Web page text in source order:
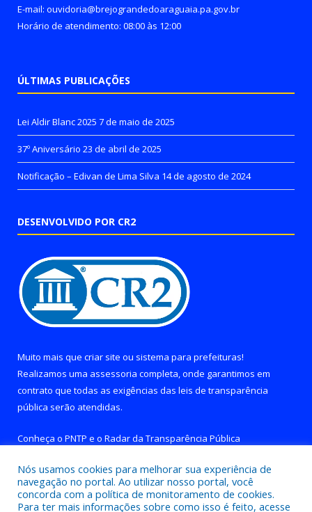
E-mail: ouvidoria@brejograndedoaraguaia.pa.gov.br
Horário de atendimento: 08:00 às 12:00
ÚLTIMAS PUBLICAÇÕES
Lei Aldir Blanc 2025 7 de maio de 2025
37º Aniversário 23 de abril de 2025
Notificação – Edivan de Lima Silva 14 de agosto de 2024
DESENVOLVIDO POR CR2
Muito mais que criar site ou sistema para prefeituras!
Realizamos uma assessoria completa, onde garantimos em
contrato que todas as exigências das leis de transparência
pública serão atendidas.
Conheça o PNTP e o Radar da Transparência Pública
Nós usamos cookies para melhorar sua experiência de
navegação no portal. Ao utilizar nosso portal, você
concorda com a política de monitoramento de cookies.
Para ter mais informações sobre como isso é feito, acesse